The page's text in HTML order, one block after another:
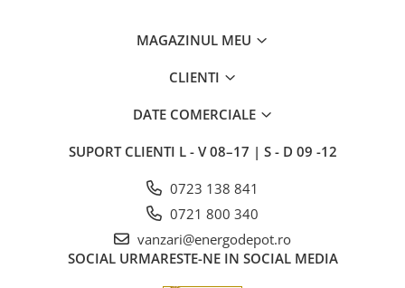
MAGAZINUL MEU
CLIENTI
DATE COMERCIALE
SUPORT CLIENTI L - V 08–17 | S - D 09 -12
0723 138 841
0721 800 340
vanzari@energodepot.ro
SOCIAL URMARESTE-NE IN SOCIAL MEDIA